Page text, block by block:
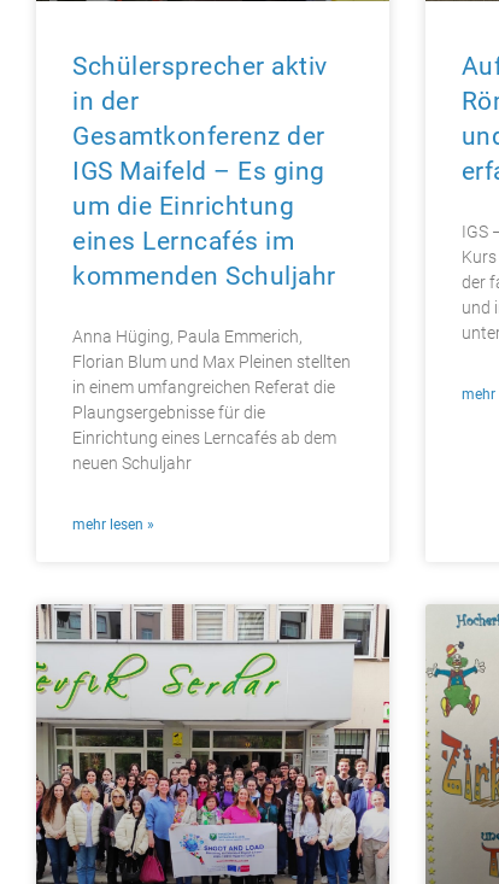
Schülersprecher aktiv
in der
Gesamtkonferenz der
IGS Maifeld – Es ging
um die Einrichtung
eines Lerncafés im
kommenden Schuljahr
Anna Hüging, Paula Emmerich,
Florian Blum und Max Pleinen stellten
in einem umfangreichen Referat die
Plaungsergebnisse für die
Einrichtung eines Lerncafés ab dem
neuen Schuljahr
mehr lesen »
IGS
der
und
mehr